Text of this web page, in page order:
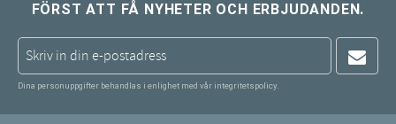
FÖRST ATT FÅ NYHETER OCH ERBJUDANDEN.
Dina personuppgifter behandlas i enlighet med vår integritetspolicy.